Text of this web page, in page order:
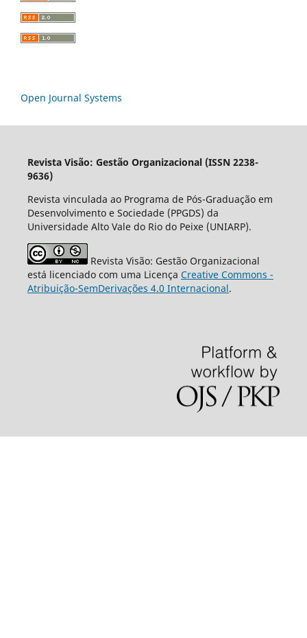
Open Journal Systems
Revista Visão: Gestão Organizacional (ISSN 2238-
9636)
Revista vinculada ao Programa de Pós-Graduação em
Desenvolvimento e Sociedade (PPGDS) da
Universidade Alto Vale do Rio do Peixe (UNIARP).
Revista Visão: Gestão Organizacional
está licenciado com uma Licença Creative Commons -
Atribuição-SemDerivações 4.0 Internacional.